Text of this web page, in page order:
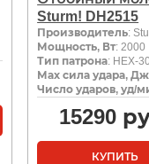
Sturm! DH2515
Производитель:
Мощность, Вт: 2000
Тип патрона: HEX-30
Мах сила удара, Дж
Число ударов, уд/
15290
КУПИТЬ